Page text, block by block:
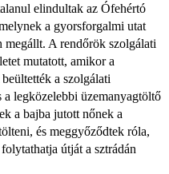
elindultak az Ófehértó
a gyorsforgalmi utat
megállt. A rendőrök szolgálati
mutatott, amikor a
a szolgálati
a legközelebbi üzemanyagtöltő
a bajba jutott nőnek a
és meggyőződtek róla,
útját a sztrádán